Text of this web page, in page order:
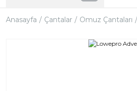
Anasayfa Çantalar Omuz Çantaları